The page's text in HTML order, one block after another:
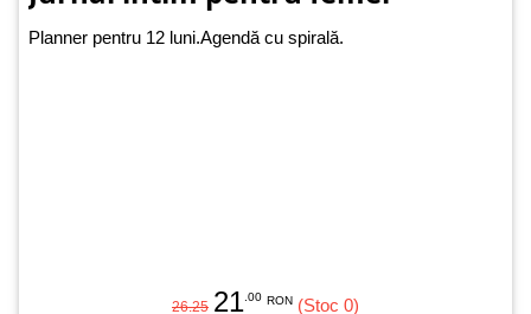
Planner pentru 12 luni.Agendă cu spirală.
26.25 21 .00 RON (Stoc 0)